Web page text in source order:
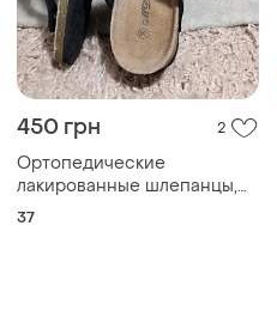
450 грн 2
Ортопедические
лакированные шлепанцы,
37 размер
37